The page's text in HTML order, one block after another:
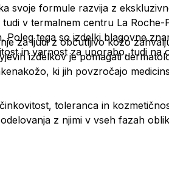
svoje formule razvija z
v termalnem centru La
Poleg tega so izdelki blagovne
in varnost za uporabo, tudi na
za ljudi z občutljivo kožo
izdelkov je pomagati
nakožo, ki jih povzročajo
toleranca in
z njimi v vseh fazah